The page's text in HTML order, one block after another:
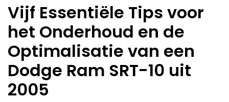
Vijf Essentiële Tips voor
het Onderhoud en de
Optimalisatie van een
Dodge Ram SRT-10 uit
2005